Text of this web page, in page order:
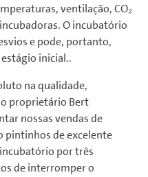
ventilação, CO₂
O incubatório
e pode, portanto,
inicial..
na qualidade,
proprietário Bert
nossas vendas de
pintinhos de excelente
por três
de interromper o